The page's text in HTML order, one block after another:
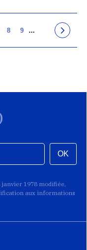
8 9 …
OK
1978 modifiée,
aux informations